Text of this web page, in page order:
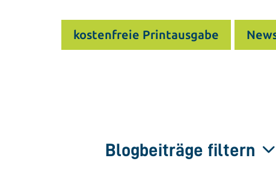
kostenfreie Printausgabe
Blogbeiträge filtern